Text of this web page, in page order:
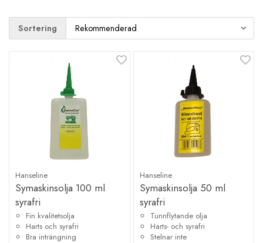
Sortering
Hanseline
Symaskinsolja 100 ml
syrafri
Fin kvalitetsolja
Harts och syrafri
Bra inträngning
Hanseline
Symaskinsolja 50 ml
syrafri
Tunnflytande olja
Harts- och syrafri
Stelnar inte